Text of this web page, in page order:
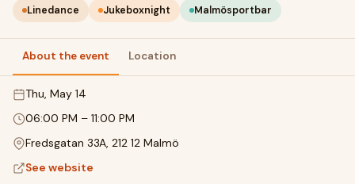
Venues
For Organisers
Create event
Linedance Jukeboxnight Malmösportbar
About the event Location
Thu, May 14
06:00 PM – 11:00 PM
Fredsgatan 33A, 212 12 Malmö
See website